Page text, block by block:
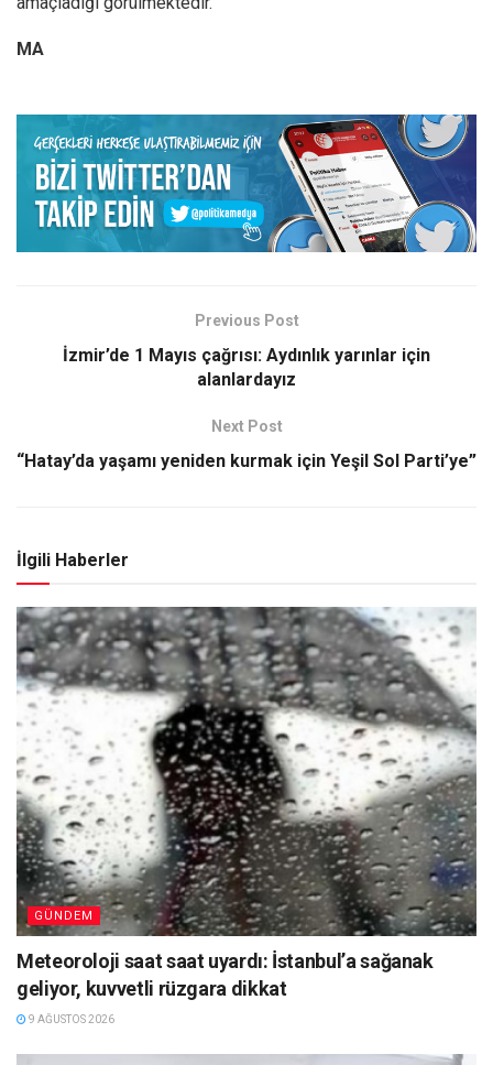
MA
Previous Post
İzmir’de 1 Mayıs çağrısı: Aydınlık yarınlar için
alanlardayız
Next Post
“Hatay’da yaşamı yeniden kurmak için Yeşil Sol Parti’ye”
İlgili Haberler
GÜNDEM
Meteoroloji saat saat uyardı: İstanbul’a sağanak
geliyor, kuvvetli rüzgara dikkat
9 AĞUSTOS 2026